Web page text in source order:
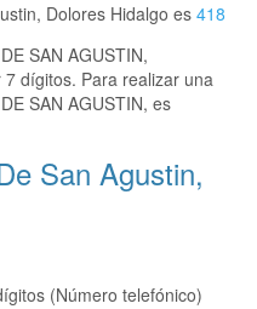
Dolores Hidalgo es 418
SAN AGUSTIN,
dígitos. Para realizar una
SAN AGUSTIN, es
San Agustin,
(Número telefónico)